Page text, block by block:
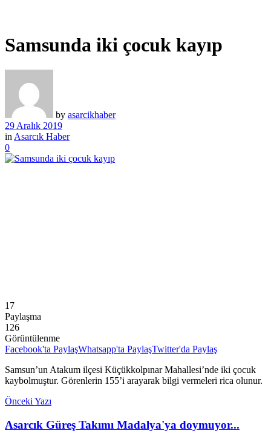
Samsunda iki çocuk kayıp
by asarcikhaber
29 Aralık 2019
in Asarcık Haber
0
17
Paylaşma
126
Görüntülenme
Facebook'ta PaylaşWhatsapp'ta PaylaşTwitter'da Paylaş
Samsun’un Atakum ilçesi Küçükkolpınar Mahallesi’nde iki çocuk
kaybolmuştur. Görenlerin 155’i arayarak bilgi vermeleri rica olunur.
Önceki Yazı
Asarcık Güreş Takımı Madalya'ya doymuyor...